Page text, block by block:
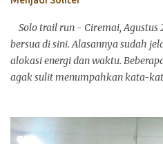
Solo trail run - Ciremai, Agustus
bersua di sini. Alasannya sudah
alokasi energi dan waktu.
agak sulit menumpahkan kata-
(sekarang X). Itu pun aku juga